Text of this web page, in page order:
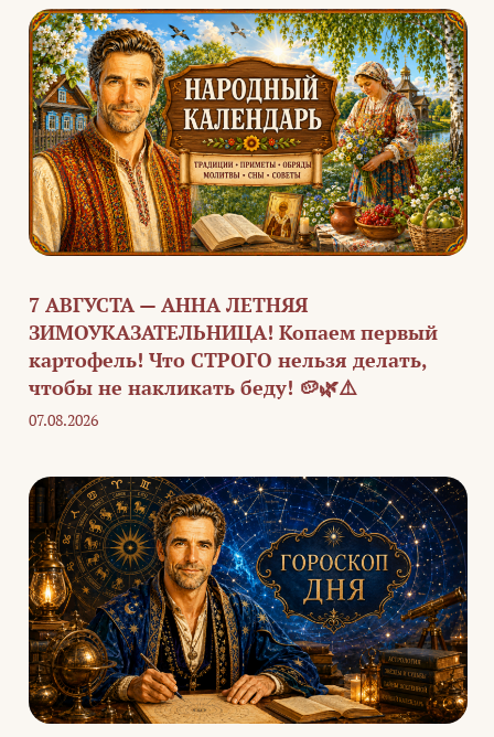
7 АВГУСТА — АННА ЛЕТНЯЯ
ЗИМОУКАЗАТЕЛЬНИЦА! Копаем первый
картофель! Что СТРОГО нельзя делать,
чтобы не накликать беду! 🥔🌿⚠️
07.08.2026